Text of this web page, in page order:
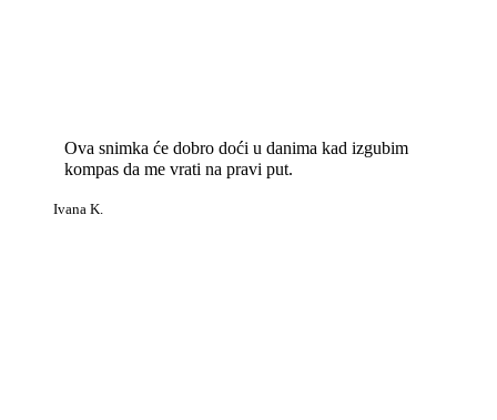
Ova snimka će dobro doći u danima kad izgubim
kompas da me vrati na pravi put.
Ivana K.